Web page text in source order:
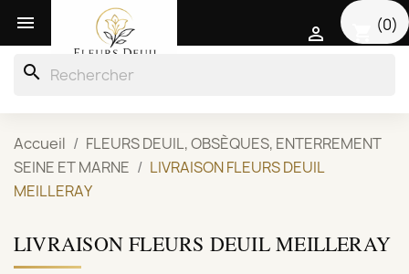
 (0)

search
Accueil
FLEURS DEUIL, OBSÈQUES, ENTERREMENT
SEINE ET MARNE
LIVRAISON FLEURS DEUIL
MEILLERAY
LIVRAISON FLEURS DEUIL MEILLERAY